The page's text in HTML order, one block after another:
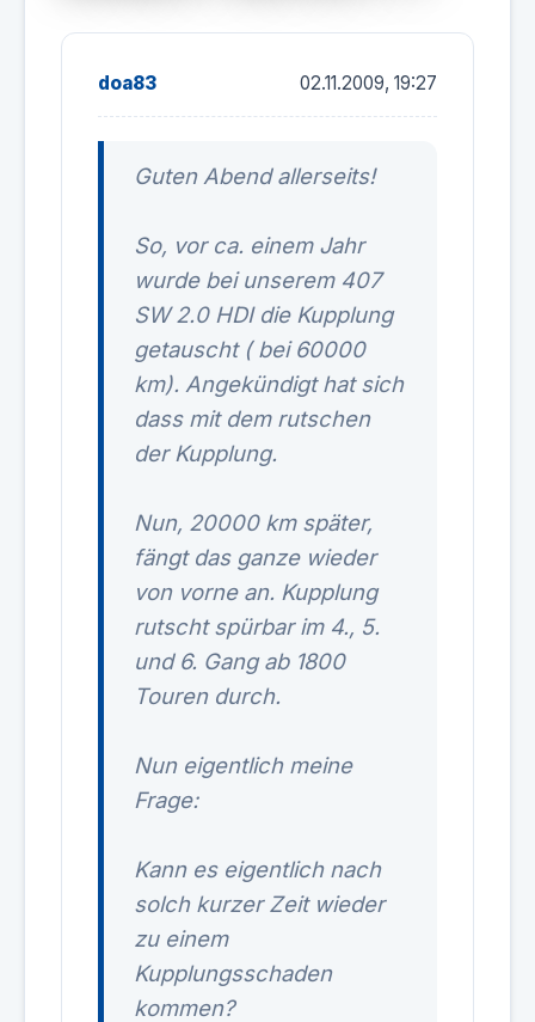
doa83 02.11.2009, 19:27
Guten Abend allerseits!
So, vor ca. einem Jahr
wurde bei unserem 407
SW 2.0 HDI die Kupplung
getauscht ( bei 60000
km). Angekündigt hat sich
dass mit dem rutschen
der Kupplung.
Nun, 20000 km später,
fängt das ganze wieder
von vorne an. Kupplung
rutscht spürbar im 4., 5.
und 6. Gang ab 1800
Touren durch.
Nun eigentlich meine
Frage:
Kann es eigentlich nach
solch kurzer Zeit wieder
zu einem
Kupplungsschaden
kommen?